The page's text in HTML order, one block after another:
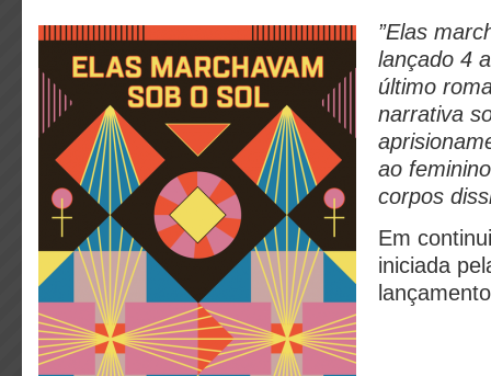
”Elas
lançado 4
último
narrativa
ao
corpos
Em
iniciada